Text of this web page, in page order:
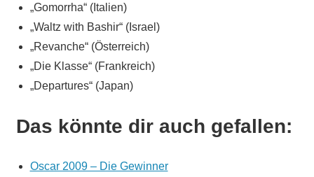
„Gomorrha“ (Italien)
„Waltz with Bashir“ (Israel)
„Revanche“ (Österreich)
„Die Klasse“ (Frankreich)
„Departures“ (Japan)
Das könnte dir auch gefallen:
Oscar 2009 – Die Gewinner